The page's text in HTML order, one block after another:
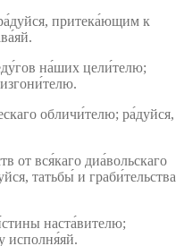
притека́ющим к
на́ших цели́телю;
обличи́телю; ра́дуйся,
от вся́каго диа́вольскаго
татьбы́ и граби́тельства
наста́вителю;
исполня́яй.